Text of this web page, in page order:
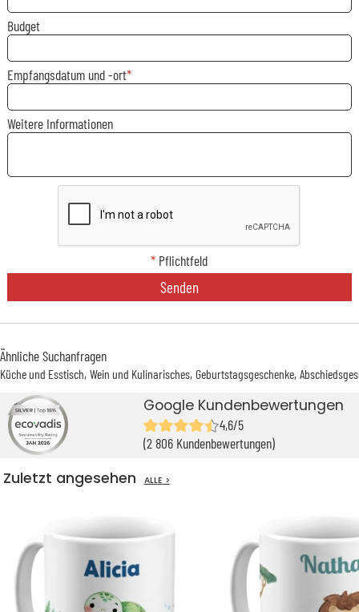
Budget
Empfangsdatum und -ort
Weitere Informationen
* Pflichtfeld
Senden
Ähnliche Suchanfragen
Küche und Esstisch Wein und Kulinarisches Geburtstagsgeschenke
Google Kundenbewertungen
4,6/5
(2 806 Kundenbewertungen)
Zuletzt angesehen ALLE >